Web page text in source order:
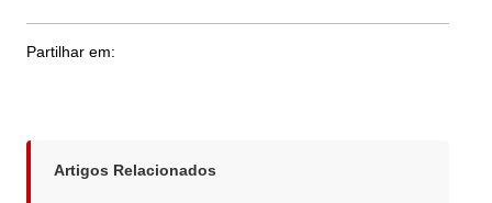
Partilhar em:
Artigos Relacionados